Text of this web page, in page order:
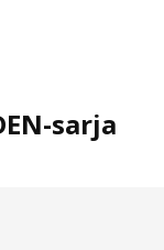
sarja